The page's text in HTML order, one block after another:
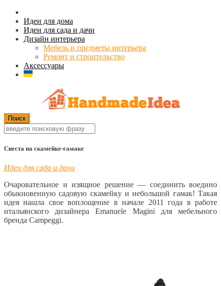
Идеи для дома
Идеи для сада и дачи
Дизайн интерьера
Мебель и предметы интерьера
Ремонт и строительство
Аксессуары
Сиеста на скамейке-гамаке
Идеи для сада и дачи
Очаровательное и изящное решение — соединить воедино
обыкновенную садовую скамейку и небольшой гамак! Такая
идея нашла свое воплощение в начале 2011 года в работе
итальянского дизайнера Emanuele Magini для мебельного
бренда Campeggi.